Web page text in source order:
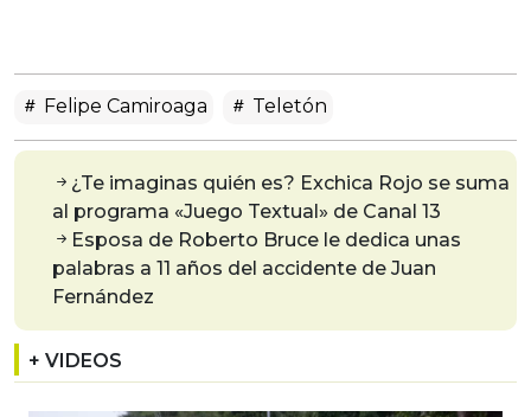
Felipe Camiroaga Teletón
¿Te imaginas quién es? Exchica Rojo se suma
al programa «Juego Textual» de Canal 13
Esposa de Roberto Bruce le dedica unas
palabras a 11 años del accidente de Juan
Fernández
+ VIDEOS